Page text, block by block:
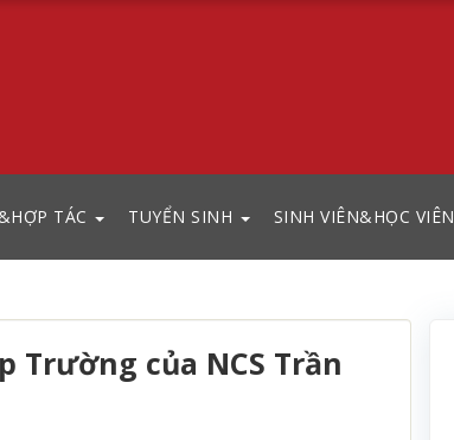
TÁC TUYỂN SINH SINH VIÊN&HỌC VIÊN
Trường của NCS Trần